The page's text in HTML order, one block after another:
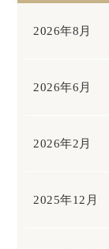
2026年8月
2026年6月
2026年2月
2025年12月